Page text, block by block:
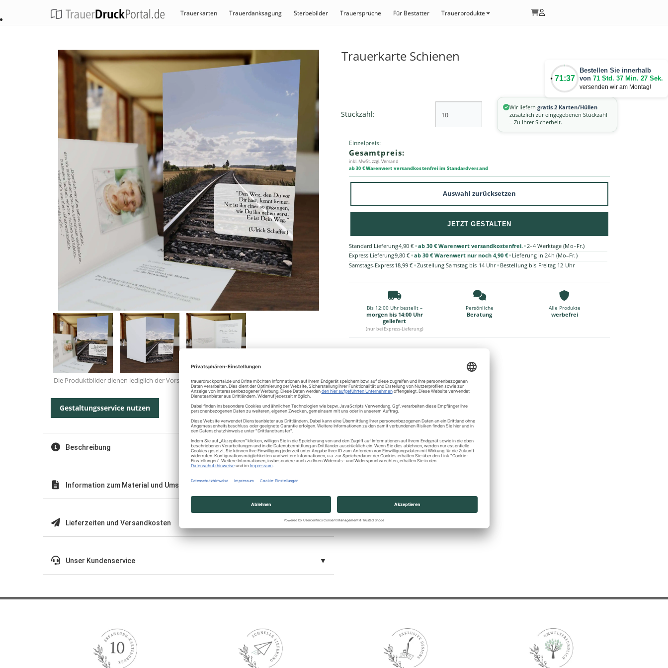
Trauerkarten Trauerdanksagung Sterbebilder Trauersprüche Für Bestatter Trauerprodukte
71:37
Bestellen Sie innerhalb
von 71 Std. 37 Min. 26 Sek.
versenden wir am Montag!
Die Produktbilder dienen lediglich der Vorschau.
Gestaltungsservice nutzen
Trauerkarte Schienen
Stückzahl:
Wir liefern gratis 2 Karten/Hüllen
zusätzlich zur eingegebenen Stückzahl
– Zu Ihrer Sicherheit.
Einzelpreis:
Gesamtpreis:
inkl. MwSt. zzgl. Versand
ab 30 € Warenwert versandkostenfrei im Standardversand
Auswahl zurücksetzen
JETZT GESTALTEN
Standard Lieferung4,90 € •ab 30 € Warenwert versandkostenfrei.•2–4 Werktage (Mo–Fr.)
Express Lieferung9,80 € •ab 30 € Warenwert nur noch 4,90 €• Lieferung in 24h (Mo–Fr.)
Samstags-Express18,99 € •Zustellung Samstag bis 14 Uhr • Bestellung bis Freitag 12 Uhr
Bis 12:00 Uhr bestellt –
morgen bis 14:00 Uhr
geliefert
(nur bei Express-Lieferung)
Persönliche
Beratung
Alle Produkte
werbefrei
Beschreibung
Information zum Material und Umschläge
Lieferzeiten und Versandkosten
Unser Kundenservice